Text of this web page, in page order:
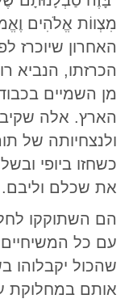
מִצְווֹת אֱלֹהִים
האחרון שיוכרז
הכרזתו, הנביא
מן השמיים
הארץ. אלה
ולנצחיותה של
כשחזו ביופי
את שכלם וליבם.
הם השתוקקו
עם כל
שהכול
אותם במחלוקת